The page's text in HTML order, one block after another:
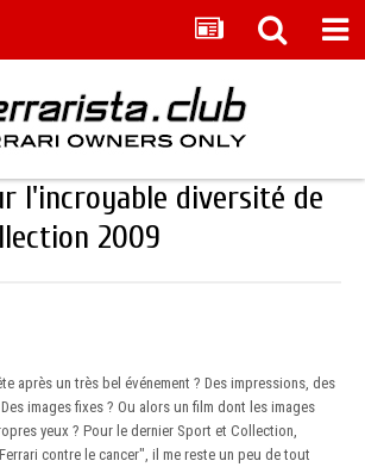
l'incroyable diversité de
2009
après un très bel événement ? Des impressions, des
images fixes ? Ou alors un film dont les images
yeux ? Pour le dernier Sport et Collection,
contre le cancer", il me reste un peu de tout